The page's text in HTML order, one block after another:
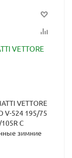
VETTORE
C
зимние